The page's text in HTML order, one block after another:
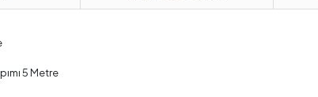
5 Metre